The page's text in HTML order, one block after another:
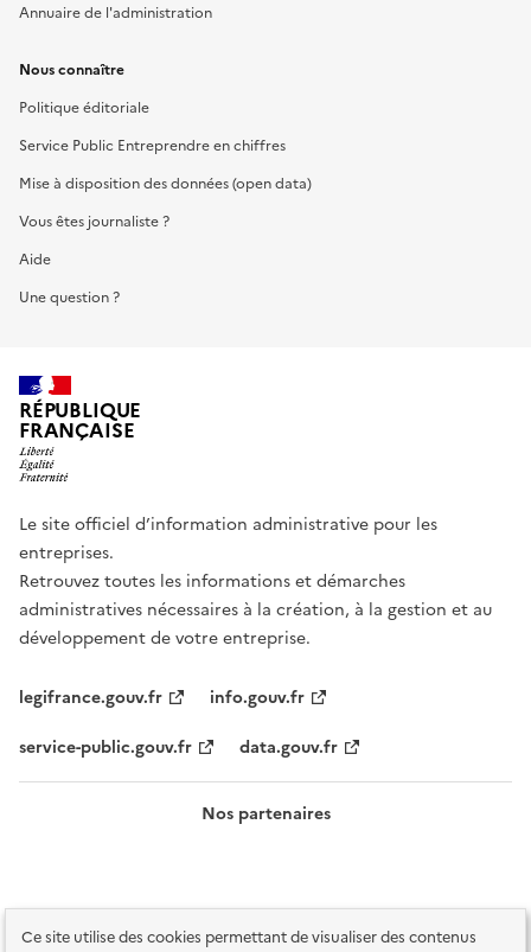
Ce site utilise des cookies permettant de visualiser des contenus
Annuaire de l'administration
Nous connaître
Politique éditoriale
Service Public Entreprendre en chiffres
Mise à disposition des données (open data)
Vous êtes journaliste ?
Aide
Une question ?
RÉPUBLIQUE
FRANÇAISE
Le site officiel d’information administrative pour les
entreprises.
Retrouvez toutes les informations et démarches
administratives nécessaires à la création, à la gestion et au
développement de votre entreprise.
legifrance.gouv.fr
info.gouv.fr
service-public.gouv.fr
data.gouv.fr
Nos partenaires